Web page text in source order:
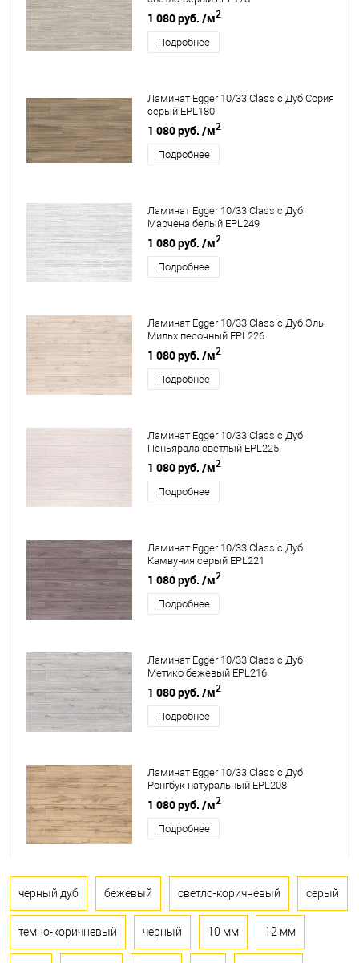
1 080 руб. /м2
Подробнее
Ламинат Egger 10/33 Classic Дуб Сория
серый EPL180
1 080 руб. /м2
Подробнее
Ламинат Egger 10/33 Classic Дуб
Марчена белый EPL249
1 080 руб. /м2
Подробнее
Ламинат Egger 10/33 Classic Дуб Эль-
Мильх песочный EPL226
1 080 руб. /м2
Подробнее
Ламинат Egger 10/33 Classic Дуб
Пеньярала светлый EPL225
1 080 руб. /м2
Подробнее
Ламинат Egger 10/33 Classic Дуб
Камвуния серый EPL221
1 080 руб. /м2
Подробнее
Ламинат Egger 10/33 Classic Дуб
Метико бежевый EPL216
1 080 руб. /м2
Подробнее
Ламинат Egger 10/33 Classic Дуб
Ронгбук натуральный EPL208
1 080 руб. /м2
Подробнее
черный дуб бежевый светло-коричневый серый
темно-коричневый черный 10 мм 12 мм